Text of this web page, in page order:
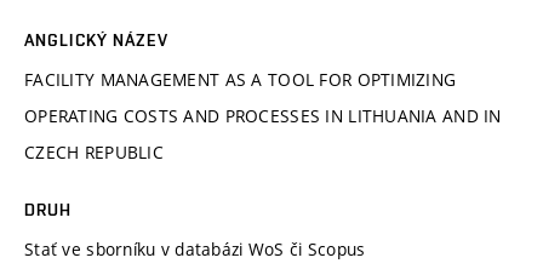
ANGLICKÝ NÁZEV
FACILITY MANAGEMENT AS A TOOL FOR OPTIMIZING
OPERATING COSTS AND PROCESSES IN LITHUANIA AND IN
CZECH REPUBLIC
DRUH
Stať ve sborníku v databázi WoS či Scopus